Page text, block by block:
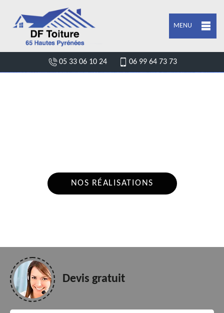
MENU
05 33 06 10 24 06 99 64 73 73
NOS RÉALISATIONS
Devis gratuit